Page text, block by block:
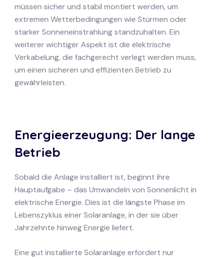
müssen sicher und stabil montiert werden, um
extremen Wetterbedingungen wie Stürmen oder
starker Sonneneinstrahlung standzuhalten. Ein
weiterer wichtiger Aspekt ist die elektrische
Verkabelung, die fachgerecht verlegt werden muss,
um einen sicheren und effizienten Betrieb zu
gewährleisten.
Energieerzeugung: Der lange
Betrieb
Sobald die Anlage installiert ist, beginnt ihre
Hauptaufgabe – das Umwandeln von Sonnenlicht in
elektrische Energie. Dies ist die längste Phase im
Lebenszyklus einer Solaranlage, in der sie über
Jahrzehnte hinweg Energie liefert.
Eine gut installierte Solaranlage erfordert nur